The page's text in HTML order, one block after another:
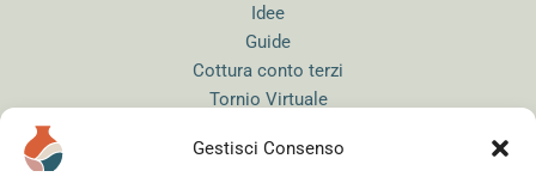
Gestisci Consenso
Idee
Guide
Cottura conto terzi
Tornio Virtuale
Sitemap